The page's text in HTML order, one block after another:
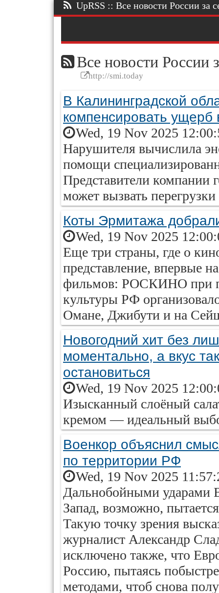
UpRSS :: Все новости России за
Все новости России
http://smi.today
В Калининградской
компенсировать
Wed, 19 Nov 2025
Нарушителя вычислила
помощи
Представители компании
может вызвать
Коты Эрмитажа
Wed, 19 Nov 2025
Еще три страны, где о
представление, впервые
фильмов: РОСКИНО при
культуры РФ
Омане, Джибути и на
Новогодний хит без
моментально, а вкус
остановиться
Wed, 19 Nov 2025
Изысканный слоёный
кремом — идеальный
Военкор объяснил
по территории РФ
Wed, 19 Nov 2025
Дальнобойными ударами
Запад, возможно,
Такую точку зрения
журналист Александр
исключено также, что
Россию, пытаясь
методами, чтоб снова